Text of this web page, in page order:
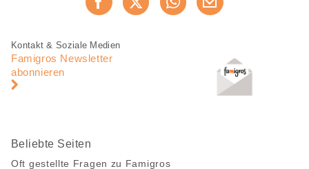
Jetzt weiterempfehlen
Fusszeile
Fusszeile
Navigation
Kontakt & Soziale Medien
Famigros Newsletter
abonnieren
Beliebte Seiten
Oft gestellte Fragen zu Famigros